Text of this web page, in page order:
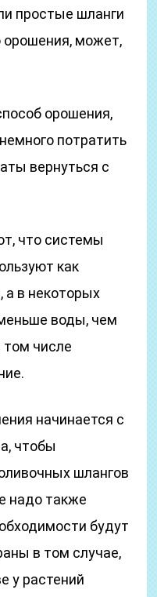
простые шланги
орошения, может,
орошения,
потратить
вернуться с
что системы
как
а в некоторых
воды, чем
том числе
начинается с
чтобы
шлангов
надо также
будут
в том случае,
у растений